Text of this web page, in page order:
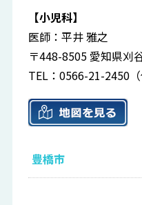
【小児科】
医師：平井 雅之
〒448-8505 愛知県刈
TEL：0566-21-2450（
豊橋市